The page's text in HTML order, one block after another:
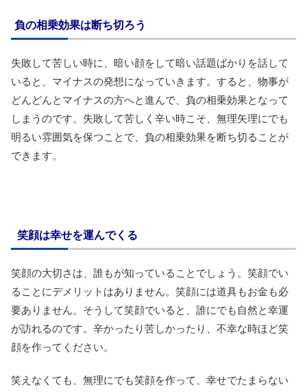
負の相乗効果は断ち切ろう
失敗して苦しい時に、暗い顔をして暗い話題ばかりを話して
いると、マイナスの発想になっていきます。すると、物事が
どんどんとマイナスの方へと進んで、負の相乗効果となって
しまうのです。失敗して苦しく辛い時こそ、無理矢理にでも
明るい雰囲気を保つことで、負の相乗効果を断ち切ることが
できます。
笑顔は幸せを運んでくる
笑顔の大切さは、誰もが知っていることでしょう。笑顔でい
ることにデメリットはありません。笑顔には道具もお金も必
要ありません。そうして笑顔でいると、誰にでも自然と幸運
が訪れるのです。辛かったり苦しかったり、不幸な時ほど笑
顔を作ってください。
笑えなくても、無理にでも笑顔を作って、幸せでたまらない